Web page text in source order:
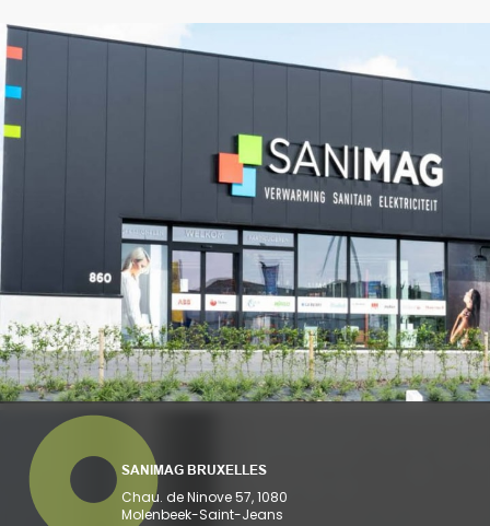
SANIMAG BRUXELLES
Chau. de Ninove 57, 1080
Molenbeek-Saint-Jeans